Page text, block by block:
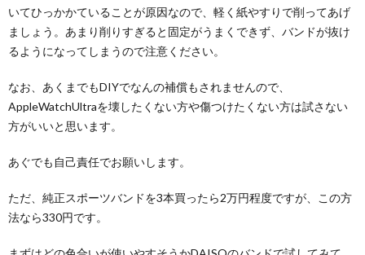
いてひっかかていることが原因なので、軽く紙やすりで削ってあげ
ましょう。あまり削りすぎると固定がうまくできず、バンドが抜け
るようになってしまうので注意ください。
なお、あくまでもDIYでなんの補償もされませんので、
AppleWatchUltraを壊したくない方や傷つけたくない方は試さない
方がいいと思います。
あぐでも自己責任でお願いします。
ただ、純正スポーツバンドを3本買ったら2万円程度ですが、この方
法なら330円です。